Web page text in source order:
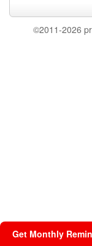
©2011-2026
Get Monthly